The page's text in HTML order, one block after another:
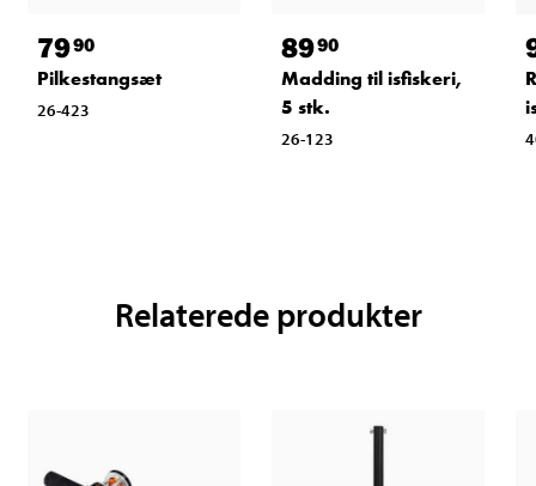
7990
Pilkestangsæt
26-423
8990
Madding til isfiskeri,
5 stk.
26-123
Relaterede produkter